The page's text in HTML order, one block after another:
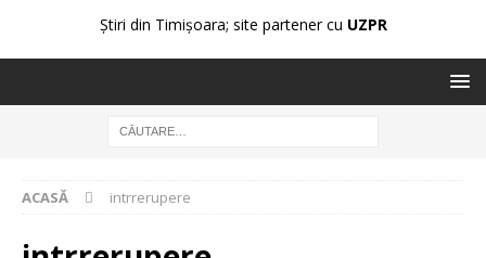
Știri din Timișoara; site partener cu UZPR
ACASĂ intrrerupere